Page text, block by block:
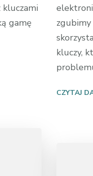
kluczami
gamę
kluczy,
CZYTAJ